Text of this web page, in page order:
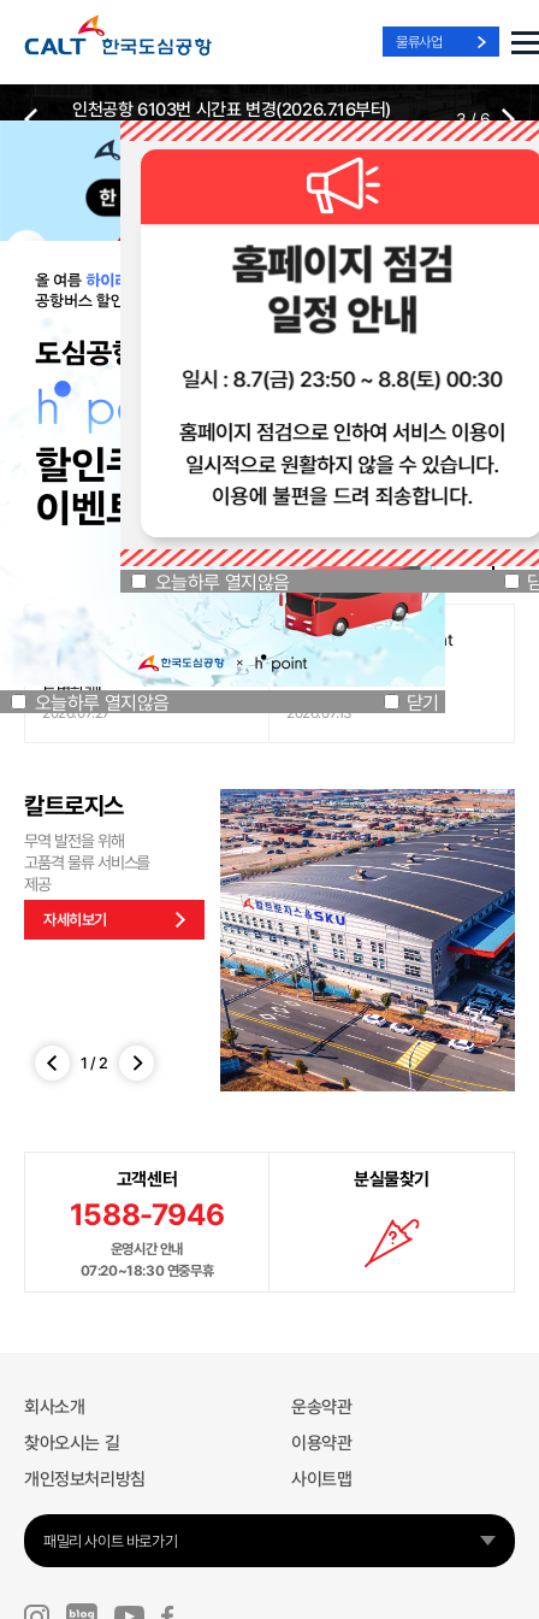
물류사업
오늘하루 열지않음
오늘하루 열지않음 닫기
오늘하루 열지않음
Best Way, Fast Way
to the Airport
Best Way, Fast Way
to the Airport
Best Way, Fast Way
to the Airport
인천공항 6103번 시간표 변경(2026.7.16부터)
2026-07-13 2026-07-13
3/6
실시간
위치안내
리무진 노선
및 시간표
리무진
예매
리무진
이용 혜택
공지사항
[인천국제공항공사 x 잔망루피]
공항은 GREEN하게, 굿즈는
특별하게!
2026.07.27
도심공항리무진 x H.Point
할인쿠폰 이벤트
2026.07.13
칼트로지스
무역 발전을 위해
고품격 물류 서비스를
제공
자세히보기
1 /2
고객센터
1588-7946
운영시간 안내
07:20~18:30 연중무휴
분실물찾기
회사소개
운송약관
찾아오시는 길
이용약관
개인정보처리방침
사이트맵
패밀리 사이트 바로가기